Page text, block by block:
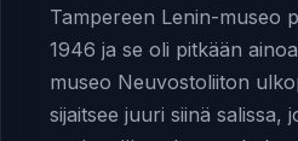
Tampereen Lenin-museo
1946 ja se oli pitkään
museo Neuvostoliiton
sijaitsee juuri siinä salissa,